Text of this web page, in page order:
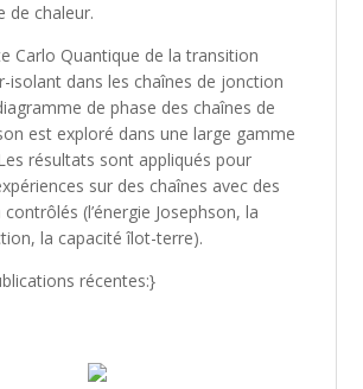
de chaleur.
Carlo Quantique de la transition
isolant dans les chaînes de jonction
de phase des chaînes de
est exploré dans une large gamme
résultats sont appliqués pour
sur des chaînes avec des
(l’énergie Josephson, la
la capacité îlot-terre).
récentes:}